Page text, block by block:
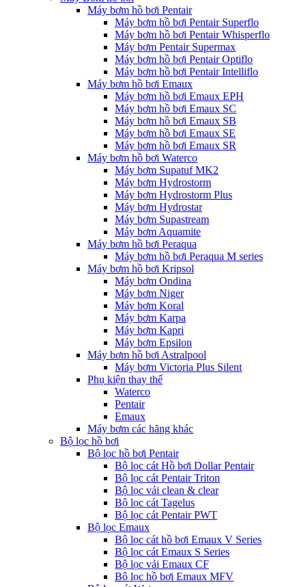
Máy bơm hồ bơi Pentair
Máy bơm hồ bơi Pentair Superflo
Máy bơm hồ bơi Pentair Whisperflo
Máy bơm Pentair Supermax
Máy bơm hồ bơi Pentair Optiflo
Máy bơm hồ bơi Pentair Intelliflo
Máy bơm hồ bơi Emaux
Máy bơm hồ bơi Emaux EPH
Máy bơm hồ bơi Emaux SC
Máy bơm hồ bơi Emaux SB
Máy bơm hồ bơi Emaux SE
Máy bơm hồ bơi Emaux SR
Máy bơm hồ bơi Waterco
Máy bơm Supatuf MK2
Máy bơm Hydrostorm
Máy bơm Hydrostorm Plus
Máy bơm Hydrostar
Máy bơm Supastream
Máy bơm Aquamite
Máy bơm hồ bơi Peraqua
Máy bơm hồ bơi Peraqua M series
Máy bơm hồ bơi Kripsol
Máy bơm Ondina
Máy bơm Niger
Máy bơm Koral
Máy bơm Karpa
Máy bơm Kapri
Máy bơm Epsilon
Máy bơm hồ bơi Astralpool
Máy bơm Victoria Plus Silent
Phụ kiện thay thế
Waterco
Pentair
Emaux
Máy bơm các hãng khác
Bộ lọc hồ bơi
Bộ lọc hồ bơi Pentair
Bộ lọc cát Hồ bơi Dollar Pentair
Bộ lọc cát Pentair Triton
Bộ lọc vải clean & clear
Bộ lọc cát Tagelus
Bộ lọc cát Pentair PWT
Bộ lọc Emaux
Bộ lọc cát hồ bơi Emaux V Series
Bộ lọc cát Emaux S Series
Bộ lọc vải Emaux CF
Bô lọc hồ bơi Emaux MFV